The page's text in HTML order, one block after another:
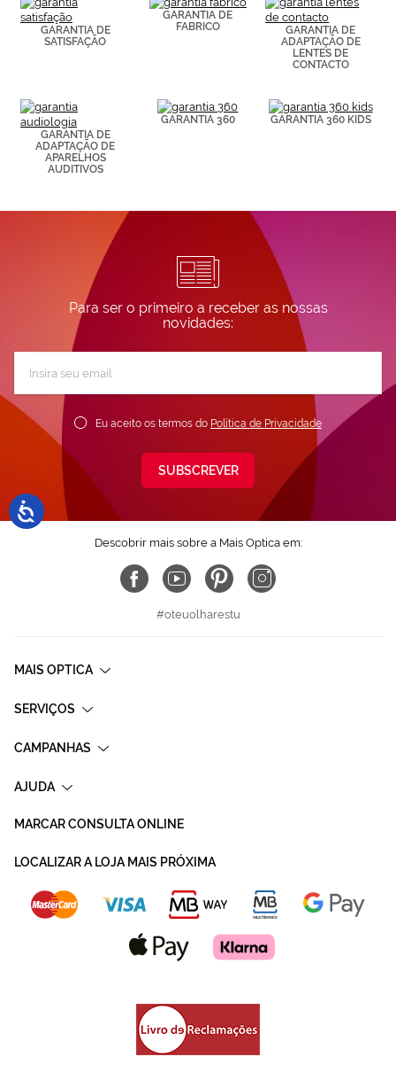
información en
nuestra
Política de
GARANTIA DE
SATISFAÇÃO
GARANTIA DE
FABRICO
GARANTIA DE
ADAPTAÇÃO DE
LENTES DE
CONTACTO
GARANTIA DE
ADAPTAÇÃO DE
APARELHOS
AUDITIVOS
GARANTIA 360 GARANTIA 360 KIDS
Para ser o primeiro a receber as nossas
novidades:
Newsletter:
Eu aceito os termos do Política de Privacidade
SUBSCREVER
Descobrir mais sobre a Mais Optica em:
#oteuolharestu
MAIS OPTICA
SERVIÇOS
CAMPANHAS
AJUDA
MARCAR CONSULTA ONLINE
LOCALIZAR A LOJA MAIS PRÓXIMA